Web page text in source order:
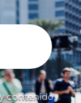
contenido